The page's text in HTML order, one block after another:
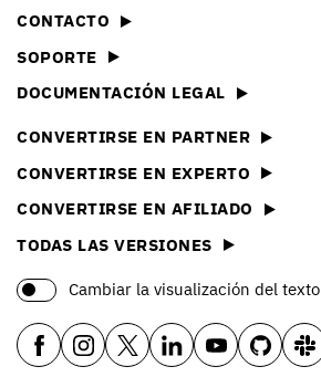
CONTACTO
SOPORTE
DOCUMENTACIÓN LEGAL
CONVERTIRSE EN PARTNER
CONVERTIRSE EN EXPERTO
CONVERTIRSE EN AFILIADO
TODAS LAS VERSIONES
Cambiar la visualización del texto